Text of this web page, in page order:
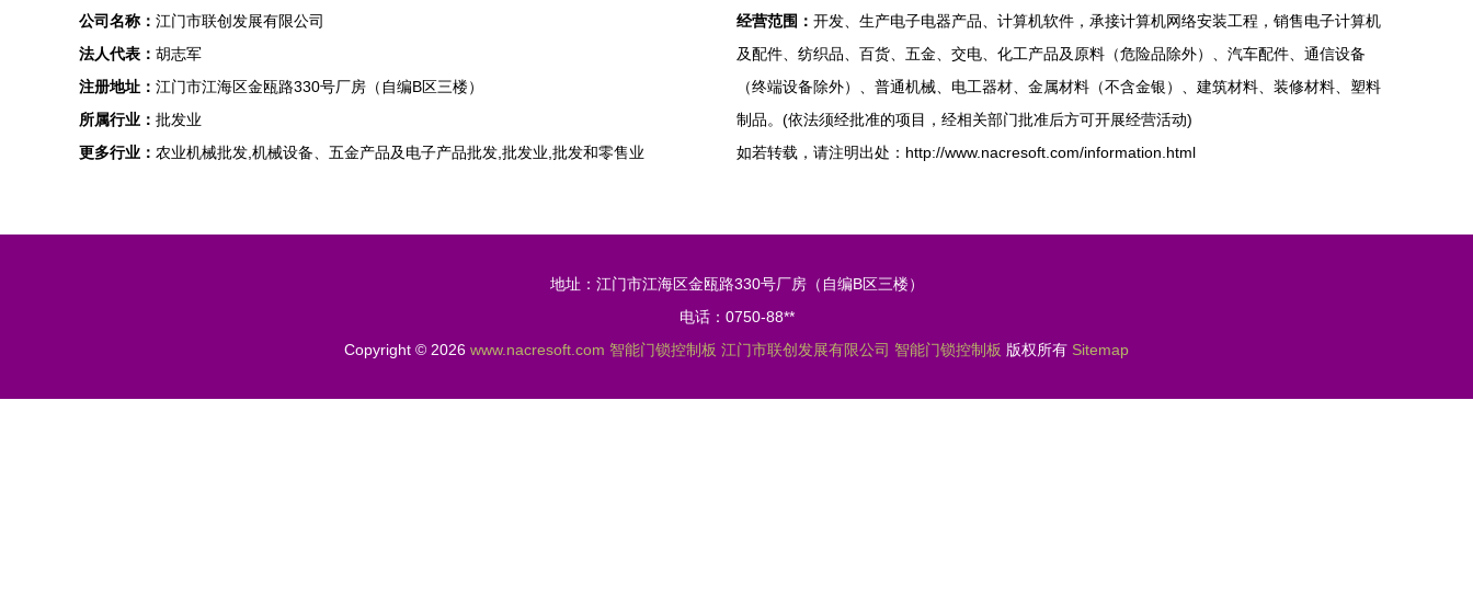
公司名称： 江门市联创发展有限公司
法人代表： 胡志军
注册地址： 江门市江海区金瓯路330号厂房（自编B区三楼）
所属行业： 批发业
更多行业： 农业机械批发,机械设备、五金产品及电子产品批发,批发业,批发和零售业
经营范围： 开发、生产电子电器产品、计算机软件，承接计算机网络安装工程，销售电子计算机
及配件、纺织品、百货、五金、交电、化工产品及原料（危险品除外）、汽车配件、通信设备
（终端设备除外）、普通机械、电工器材、金属材料（不含金银）、建筑材料、装修材料、塑料
制品。(依法须经批准的项目，经相关部门批准后方可开展经营活动)
如若转载，请注明出处：http://www.nacresoft.com/information.html
地址：江门市江海区金瓯路330号厂房（自编B区三楼）
电话：0750-88**
Copyright © 2026 www.nacresoft.com 智能门锁控制板 江门市联创发展有限公司 智能门锁控制板 版权所有 Sitemap